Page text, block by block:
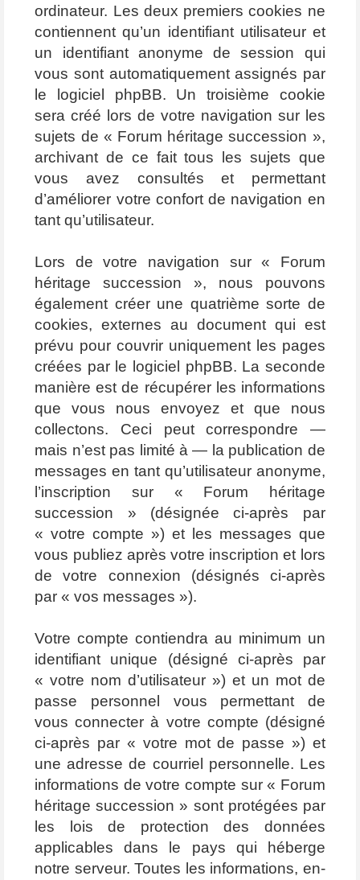
ordinateur. Les deux premiers cookies ne
contiennent qu’un identifiant utilisateur et
un identifiant anonyme de session qui
vous sont automatiquement assignés par
le logiciel phpBB. Un troisième cookie
sera créé lors de votre navigation sur les
sujets de « Forum héritage succession »,
archivant de ce fait tous les sujets que
vous avez consultés et permettant
d’améliorer votre confort de navigation en
tant qu’utilisateur.
Lors de votre navigation sur « Forum
héritage succession », nous pouvons
également créer une quatrième sorte de
cookies, externes au document qui est
prévu pour couvrir uniquement les pages
créées par le logiciel phpBB. La seconde
manière est de récupérer les informations
que vous nous envoyez et que nous
collectons. Ceci peut correspondre —
mais n’est pas limité à — la publication de
messages en tant qu’utilisateur anonyme,
l’inscription sur « Forum héritage
succession » (désignée ci-après par
« votre compte ») et les messages que
vous publiez après votre inscription et lors
de votre connexion (désignés ci-après
par « vos messages »).
Votre compte contiendra au minimum un
identifiant unique (désigné ci-après par
« votre nom d’utilisateur ») et un mot de
passe personnel vous permettant de
vous connecter à votre compte (désigné
ci-après par « votre mot de passe ») et
une adresse de courriel personnelle. Les
informations de votre compte sur « Forum
héritage succession » sont protégées par
les lois de protection des données
applicables dans le pays qui héberge
notre serveur. Toutes les informations, en-